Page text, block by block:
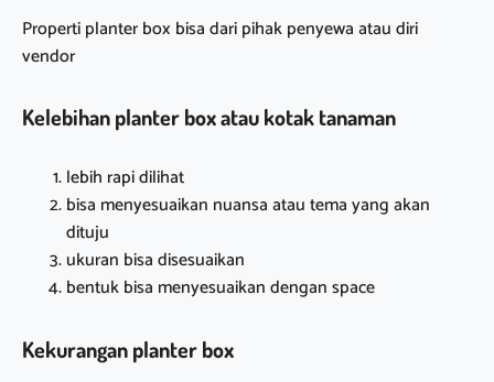
Properti planter box bisa dari pihak penyewa atau diri
vendor
Kelebihan planter box atau kotak tanaman
lebih rapi dilihat
bisa menyesuaikan nuansa atau tema yang akan
dituju
ukuran bisa disesuaikan
bentuk bisa menyesuaikan dengan space
Kekurangan planter box